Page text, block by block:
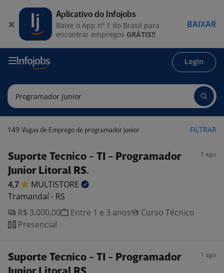
Login
149 Vagas de Emprego de programador junior FILTRAR
Suporte Tecnico - TI - Programador
Junior Litoral RS.
1 ago
4,7
MULTISTORE
Tramandaí - RS
R$ 3.000,00
Entre 1 e 3 anos
Curso Técnico
Presencial
Suporte Tecnico - TI - Programador
1 ago
Aplicativo do Infojobs
Baixe o App nº 1 do Brasil para
encontrar empregos GRÁTIS!!
BAIXAR